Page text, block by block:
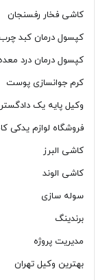
کاشی فخار رفسنجان
کپسول درمان کبد
کپسول درمان درد
کرم جوانسازی پوست
وکیل پایه یک
فروشگاه لوازم یدکی
کاشی البرز
کاشی الوند
سوله سازی
برندینگ
مدیریت پروژه
بهترین وکیل تهران